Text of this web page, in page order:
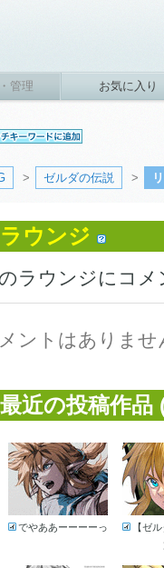
管理 お気に入り
> ゼルダの伝説 >
ウンジ
ラウンジにコ
ントはありませ
近の投稿作品
でやああーーーーっ
【ゼ